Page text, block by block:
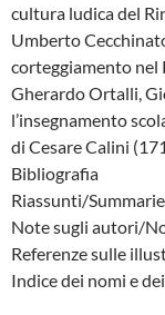
cultura ludica del
Umberto
corteggiamento nel
Gherardo Ortalli,
l’insegnamento
di Cesare Calini
Bibliografia
Riassunti/
Note sugli autori/
Referenze sulle
Indice dei nomi e